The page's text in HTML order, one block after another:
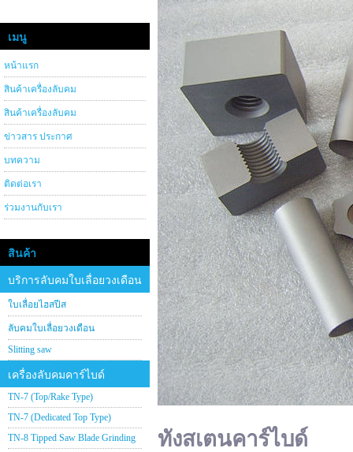
เมนู
หน้าแรก
สินค้าเครื่องลับคม
สินค้าเครื่องลับคม
ข่าวสาร ประกาศ
บทความ
ติดต่อเรา
ร่วมงานกับเรา
สินค้า
บริการลับคมใบเลื่อยวงเดือน
ใบเลื่อยไฮสปีส
ลับคมใบเลื่อยวงเดือน
Slitting saw
เครื่องลับคมคาร์ไบด์
TN-7 (Top/Rake Type)
TN-7 (Dedicated Top Type)
TN-8 Tipped Saw Blade Grinding
ทังสเตนคาร์ไบด์